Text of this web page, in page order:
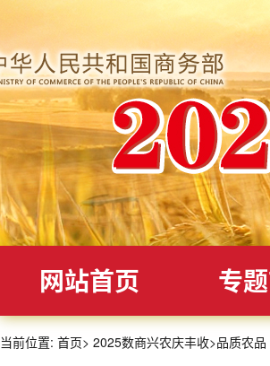
网站首页 专
当前位置: 首页> 2025数商兴农庆丰收>品质农品